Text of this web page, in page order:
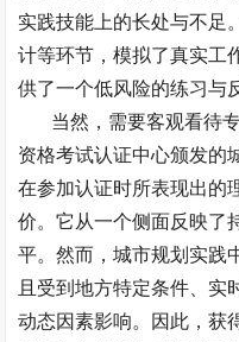
实践技能上的长处与不足
计等环节，模拟了真实工
供了一个低风险的练习与
当然，需要客观看待
资格考试认证中心颁发的
在参加认证时所表现出的
价。它从一个侧面反映了
平。然而，城市规划实践
且受到地方特定条件、实
动态因素影响。因此，获